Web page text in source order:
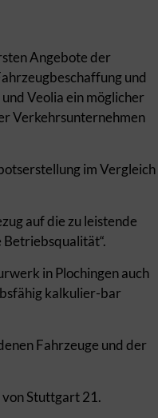
Angebote der
und
Veolia ein möglicher
Verkehrsunternehmen
im Vergleich
auf die zu leistende
Betriebsqualität“.
in Plochingen auch
kalkulier-bar
Fahrzeuge und der
Stuttgart 21.